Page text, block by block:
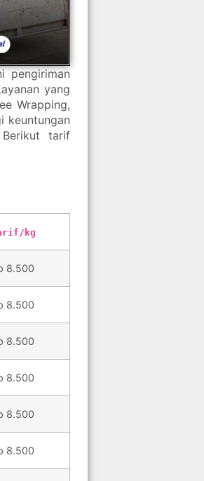
pengiriman
yang
Wrapping,
keuntungan
tarif
kg
8.500
8.500
8.500
8.500
8.500
8.500